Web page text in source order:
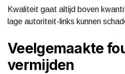
Kwaliteit gaat altijd boven
lage autoriteit-links kunnen
Veelgemaakte
vermijden